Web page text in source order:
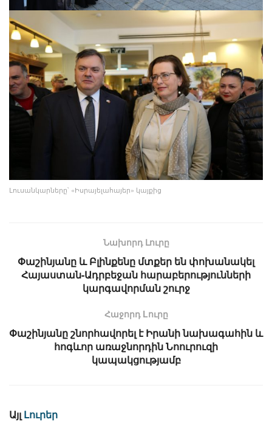
Լուսանկարները՝ «Իսրայելահայեր» կայքից
Նախորդ Լուրը
Փաշինյանը և Բլինքենը մտքեր են փոխանակել
Հայաստան-Ադրբեջան հարաբերությունների
կարգավորման շուրջ
Հաջորդ Lուրը
Փաշինյանը շնորհավորել է Իրանի նախագահին և
հոգևոր առաջնորդին Նոուրուզի
կապակցությամբ
Այլ Լուրեր